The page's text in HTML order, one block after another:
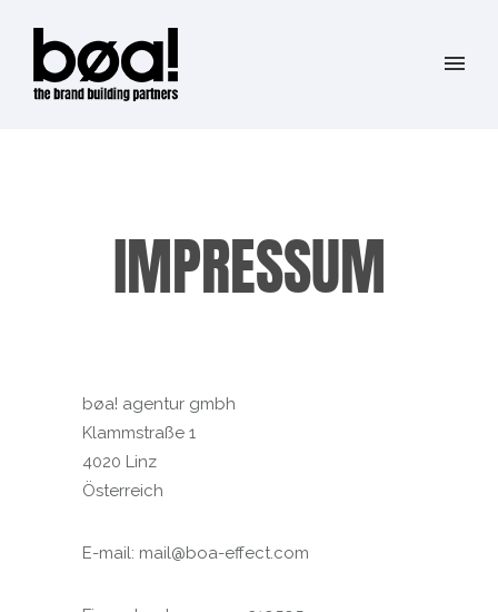
IMPRESSUM
bøa! agentur gmbh
Klammstraße 1
4020 Linz
Österreich
E-mail: mail@boa-effect.com